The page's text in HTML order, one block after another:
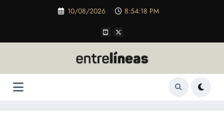
10/08/2026 8:54:18 PM